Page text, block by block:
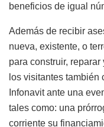
beneficios de igual
Además de recibir
nueva, existente, o
para construir,
los visitantes
Infonavit ante una
tales como: una
corriente su